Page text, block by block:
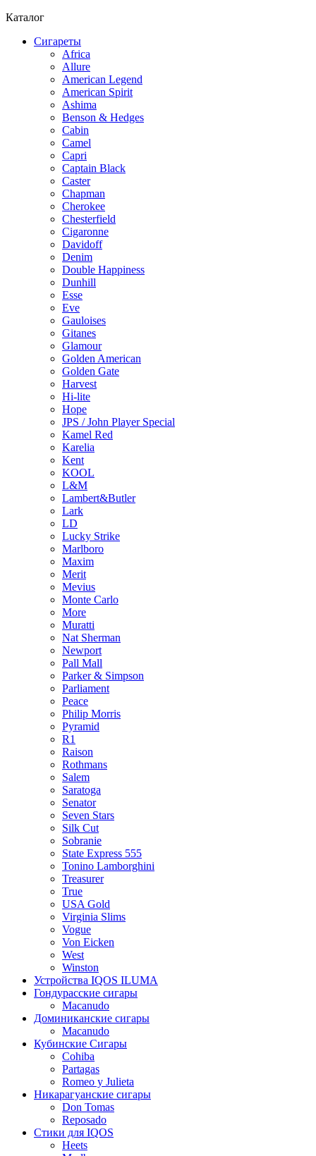
Каталог
Сигареты
Africa
Allure
American Legend
American Spirit
Ashima
Benson & Hedges
Cabin
Camel
Capri
Captain Black
Caster
Chapman
Cherokee
Chesterfield
Cigaronne
Davidoff
Denim
Double Happiness
Dunhill
Esse
Eve
Gauloises
Gitanes
Glamour
Golden American
Golden Gate
Harvest
Hi-lite
Hope
JPS / John Player Special
Kamel Red
Karelia
Kent
KOOL
L&M
Lambert&Butler
Lark
LD
Lucky Strike
Marlboro
Maxim
Merit
Mevius
Monte Carlo
More
Muratti
Nat Sherman
Newport
Pall Mall
Parker & Simpson
Parliament
Peace
Philip Morris
Pyramid
R1
Raison
Rothmans
Salem
Saratoga
Senator
Seven Stars
Silk Cut
Sobranie
State Express 555
Tonino Lamborghini
Treasurer
True
USA Gold
Virginia Slims
Vogue
Von Eicken
West
Winston
Устройства IQOS ILUMA
Гондурасские сигары
Macanudo
Доминиканские сигары
Macanudo
Кубинские Сигары
Cohiba
Partagas
Romeo y Julieta
Никарагуанские сигары
Don Tomas
Reposado
Стики для IQOS
Heets